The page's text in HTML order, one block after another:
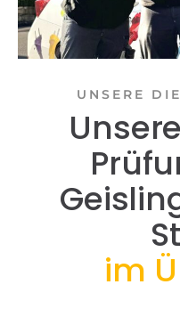
UNSERE
im